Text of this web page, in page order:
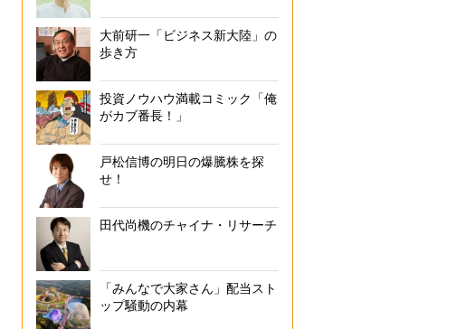
大前研一「ビジネス新大陸」の
歩き方
投資ノウハウ満載コミック「俺
がカブ番長！」
戸松信博の明日の爆騰株を探
せ！
田代尚機のチャイナ・リサーチ
「みんなで大家さん」配当スト
ップ騒動の内幕